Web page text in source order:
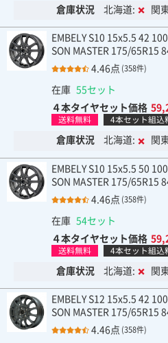
倉庫状況 北海道: 関
EMBELY S10 15x5.5 42
SON MASTER 175/65R15
4.46点 (358件)
在庫 55セット
４本タイヤセット価格
送料無料 4本セット組込
倉庫状況 北海道: 関
EMBELY S10 15x5.5 50
SON MASTER 175/65R15
4.46点 (358件)
在庫 54セット
４本タイヤセット価格
送料無料 4本セット組込
倉庫状況 北海道: 関
EMBELY S12 15x5.5 42
SON MASTER 175/65R15
4.46点 (358件)